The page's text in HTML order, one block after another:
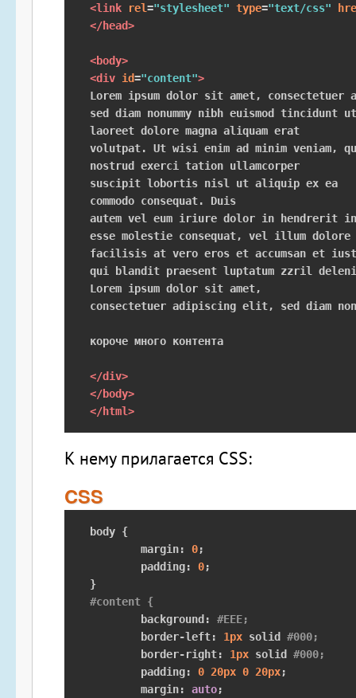
<link
rel="stylesheet" type="text/css"
</head>
<body>
<div id="content">
Lorem ipsum dolor sit amet,
sed diam nonummy nibh euismod tincidunt
laoreet dolore magna aliquam erat
volutpat. Ut wisi enim ad minim veniam,
nostrud exerci tation ullamcorper
suscipit lobortis nisl ut aliquip ex ea
commodo consequat. Duis
autem vel eum iriure dolor in hendrerit
esse molestie consequat, vel illum
facilisis at vero eros et accumsan et
qui blandit praesent luptatum zzril
Lorem ipsum dolor sit amet,
consectetuer adipiscing elit, sed diam
короче много контента
</div>
</body>
</html>
К нему прилагается CSS:
CSS
body {
	margin
: 0;
	padding
: 0;
}
#content {
	background
:
#EEE;
	border
-left: 1px solid #000;
	border
-right: 1px solid #000;
	padding
: 0 20px 0 20px;
	margin
: auto;